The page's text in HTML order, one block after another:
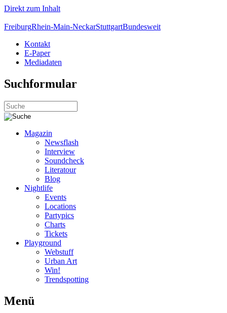
Direkt zum Inhalt
FreiburgRhein-Main-NeckarStuttgartBundesweit
Kontakt
E-Paper
Mediadaten
Suchformular
Magazin
Newsflash
Interview
Soundcheck
Literatour
Blog
Nightlife
Events
Locations
Partypics
Charts
Tickets
Playground
Webstuff
Urban Art
Win!
Trendspotting
Menü